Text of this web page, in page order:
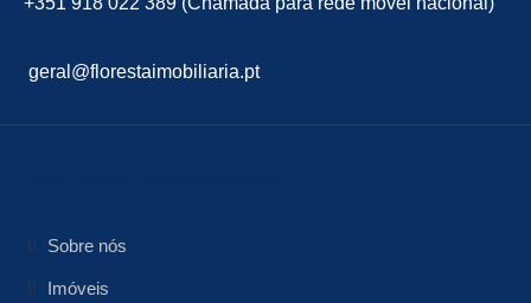
geral@florestaimobiliaria.pt
Sobre nós
Imóveis